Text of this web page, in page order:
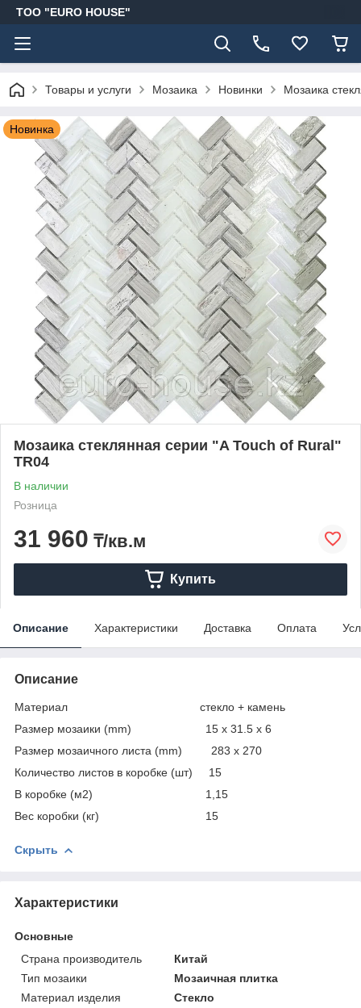
ТОО "EURO HOUSE"
Товары и услуги Мозаика Новинки Мозаика
Новинка
Мозаика стеклянная серии "A Touch of Rural"
TR04
В наличии
Розница
31 960 ₸/кв.м
Купить
Описание Характеристики Доставка Оплата
Описание
Материал стекло + камень
Размер мозаики (mm) 15 x 31.5 x 6
Размер мозаичного листа (mm) 283 x 270
Количество листов в коробке (шт) 15
В коробке (м2) 1,15
Вес коробки (кг) 15
Скрыть
Характеристики
Основные
Страна производитель
Китай
Тип мозаики
Мозаичная плитка
Материал изделия
Стекло